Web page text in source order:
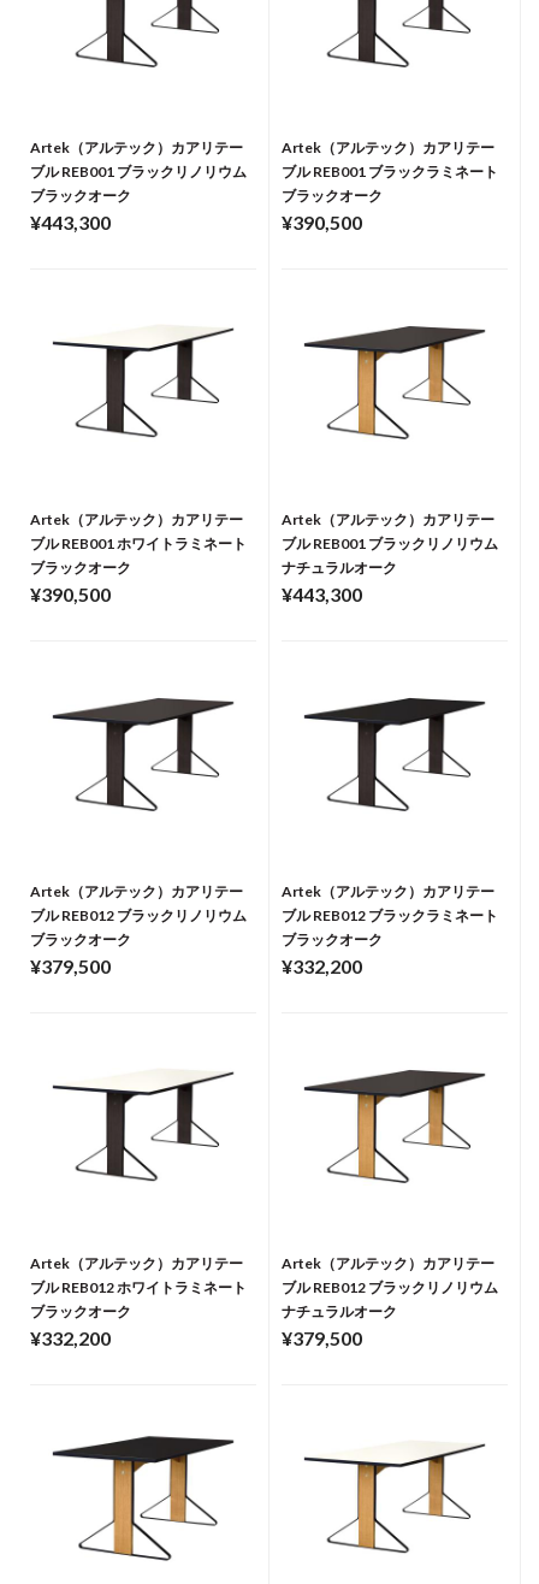
Artek（アルテック）カアリテー
ブル REB001 ブラックリノリウム
ブラックオーク
¥443,300
Artek（アルテック）カアリテー
ブル REB001 ブラックラミネート
ブラックオーク
¥390,500
Artek（アルテック）カアリテー
ブル REB001 ホワイトラミネート
ブラックオーク
¥390,500
Artek（アルテック）カアリテー
ブル REB001 ブラックリノリウム
ナチュラルオーク
¥443,300
Artek（アルテック）カアリテー
ブル REB012 ブラックリノリウム
ブラックオーク
¥379,500
Artek（アルテック）カアリテー
ブル REB012 ブラックラミネート
ブラックオーク
¥332,200
Artek（アルテック）カアリテー
ブル REB012 ホワイトラミネート
ブラックオーク
¥332,200
Artek（アルテック）カアリテー
ブル REB012 ブラックリノリウム
ナチュラルオーク
¥379,500